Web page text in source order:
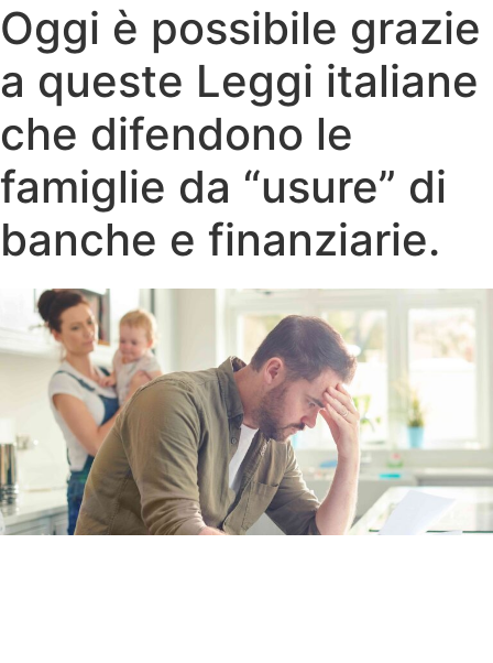
Oggi è possibile grazie
a queste Leggi italiane
che difendono le
famiglie da “usure” di
banche e finanziarie.